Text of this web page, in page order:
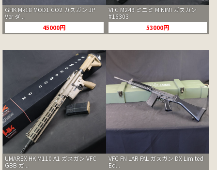
GHK Mk18 MOD1 CO2 ガスガン JP
Ver ダ...
45000円
VFC M249 ミニミ MINIMI ガスガン
#16303
53000円
UMAREX HK M110 A1 ガスガン VFC
GBB ガ...
VFC FN LAR FAL ガスガン DX Limited
Ed...